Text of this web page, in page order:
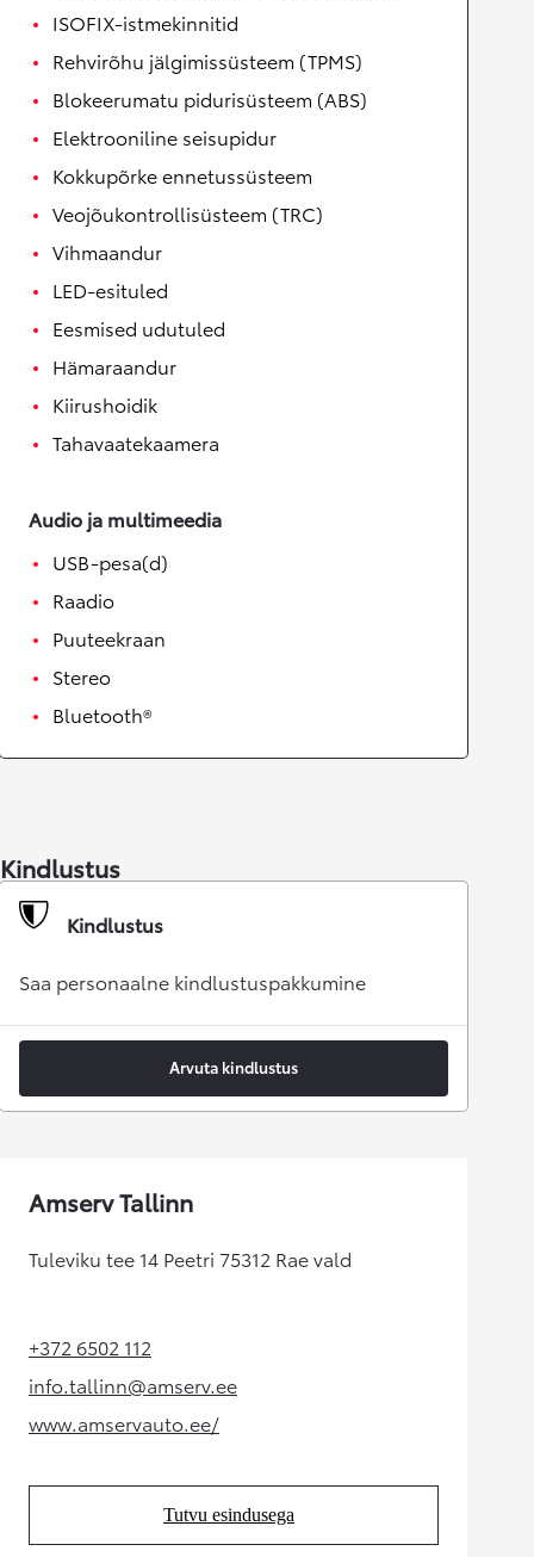
ISOFIX-istmekinnitid
Rehvirõhu jälgimissüsteem (TPMS)
Blokeerumatu pidurisüsteem (ABS)
Elektrooniline seisupidur
Kokkupõrke ennetussüsteem
Veojõukontrollisüsteem (TRC)
Vihmaandur
LED-esituled
Eesmised udutuled
Hämaraandur
Kiirushoidik
Tahavaatekaamera
Audio ja multimeedia
USB-pesa(d)
Raadio
Puuteekraan
Stereo
Bluetooth®
Kindlustus
Kindlustus
Saa personaalne kindlustuspakkumine
Arvuta kindlustus
Amserv Tallinn
Tuleviku tee 14 Peetri 75312 Rae vald
+372 6502 112(Opens in new tab)
info.tallinn@amserv.ee
(Opens in new tab)
www.amservauto.ee/
(Opens in new tab)
Tutvu esindusega
(Opens in new tab)